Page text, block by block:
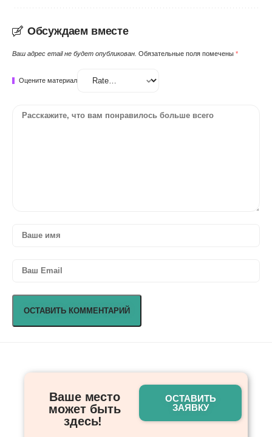
Обсуждаем вместе
Ваш адрес email не будет опубликован. Обязательные поля помечены *
Оцените материал
Ваше место
может быть
здесь! ​
ОСТАВИТЬ
ЗАЯВКУ